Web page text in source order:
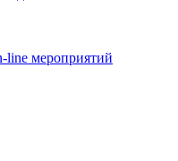
line мероприятий